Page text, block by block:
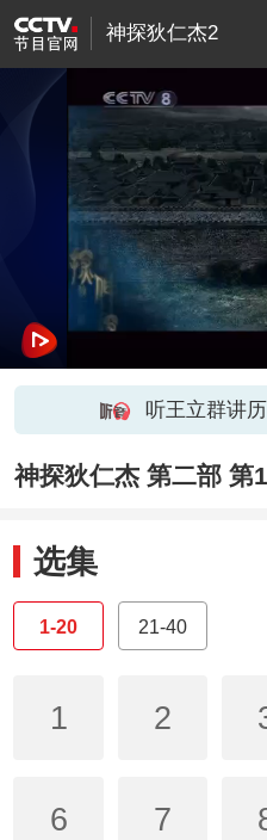
神探狄仁杰2
听王立群讲
神探狄仁杰 第二部 第
选集
1-20 21-40
1 2
6 7